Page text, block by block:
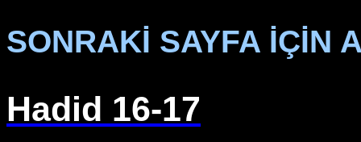
SONRAKİ SAYFA İÇİN
Hadid 16-17